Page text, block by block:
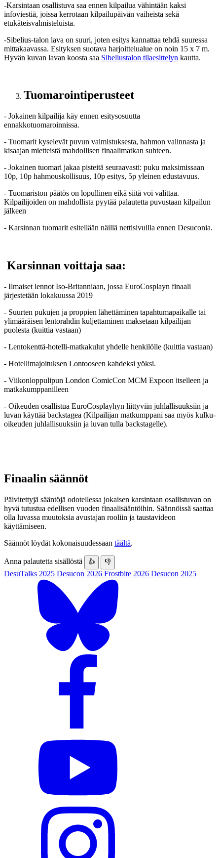
-Karsintaan osallistuva saa ennen kilpailua vähintään kaksi
infoviestiä, joissa kerrotaan kilpailupäivän vaiheista sekä
etukäteisvalmisteluista.
-Sibelius-talon lava on suuri, joten esitys kannattaa tehdä suuressa
mittakaavassa. Esityksen suotava harjoittelualue on noin 15 x 7 m.
Hyvän kuvan lavan koosta saa Sibeliustalon tilaesittelyn kautta.
Tuomarointiperusteet
- Jokainen kilpailija käy ennen esitysosuutta
ennakkotuomaroinnissa.
- Tuomarit kyselevät puvun valmistuksesta, hahmon valinnasta ja
kisaajan mietteistä mahdollisen finaalimatkan suhteen.
- Jokainen tuomari jakaa pisteitä seuraavasti: puku maksimissaan
10p, 10p hahmouskollisuus, 10p esitys, 5p yleinen edustavuus.
- Tuomariston päätös on lopullinen eikä siitä voi valittaa.
Kilpailijoiden on mahdollista pyytää palautetta puvustaan kilpailun
jälkeen
- Karsinnan tuomarit esitellään näillä nettisivuilla ennen Desuconia.
Karsinnan voittaja saa:
- Ilmaiset lennot Iso-Britanniaan, jossa EuroCosplayn finaali
järjestetään lokakuussa 2019
- Suurten pukujen ja proppien lähettäminen tapahtumapaikalle tai
ylimääräisen lentorahdin kuljettaminen maksetaan kilpailijan
puolesta (kuittia vastaan)
- Lentokenttä-hotelli-matkakulut yhdelle henkilölle (kuittia vastaan)
- Hotellimajoituksen Lontooseen kahdeksi yöksi.
- Viikonloppulipun London ComicCon MCM Expoon itselleen ja
matkakumppanilleen
- Oikeuden osallistua EuroCosplayhyn liittyviin juhlallisuuksiin ja
luvan käyttää backstagea (Kilpailijan matkumppani saa myös kulku-
oikeuden juhlallisuuksiin ja luvan tulla backstagelle).
Finaalin säännöt
Päivitettyjä sääntöjä odotellessa jokaisen karsintaan osallistuvan on
hyvä tutustua edellisen vuoden finaalisääntöihin. Säännöissä saattaa
olla luvassa muutoksia avustajan rooliin ja taustavideon
käyttämiseen.
Säännöt löydät kokonaisuudessaan täältä.
Anna palautetta sisällöstä 👍 👎
DesuTalks 2025 Desucon 2026 Frostbite 2026 Desucon 2025